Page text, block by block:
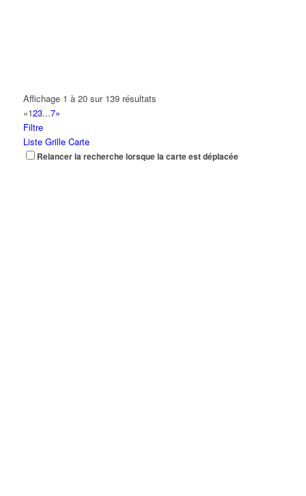
Affichage 1 à 20 sur 139 résultats
«123...7»
Filtre
Liste Grille Carte
Relancer la recherche lorsque la carte est déplacée